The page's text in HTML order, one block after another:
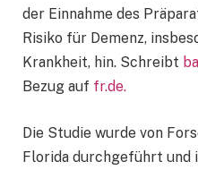
der Einnahme des
Risiko für Demenz,
Krankheit, hin. Schreibt
Bezug auf fr.de.
Die Studie wurde von
Florida durchgeführt und